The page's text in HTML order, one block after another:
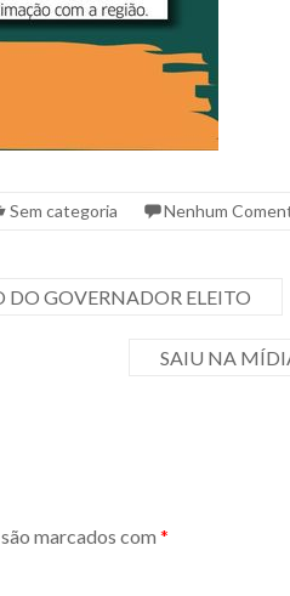
Sem categoria Nenhum
GOVERNADOR ELEITO
SAIU NA
marcados com *